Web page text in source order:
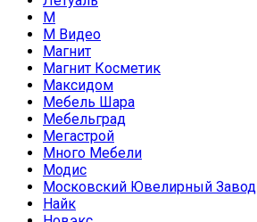
М
М Видео
Магнит
Магнит Косметик
Максидом
Мебель Шара
Мебельград
Мегастрой
Много Мебели
Модис
Московский Ювелирный Завод
Найк